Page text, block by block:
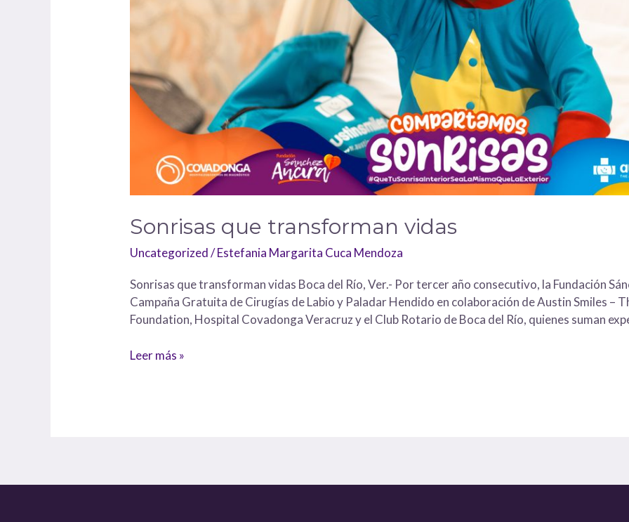
Sonrisas que transforman vidas
Uncategorized/Estefania Margarita Cuca Mendoza
Sonrisas que transforman vidas Boca del Río, Ver.- Por tercer año consecutivo, la Fundación
Campaña Gratuita de Cirugías de Labio y Paladar Hendido en colaboración de Austin Smiles –
Foundation, Hospital Covadonga Veracruz y el Club Rotario de Boca del Río, quienes suman
Leer más »